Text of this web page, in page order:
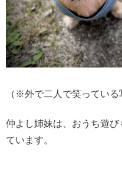
（※外で二人で笑っている
仲よし姉妹は、おうち遊
ています。